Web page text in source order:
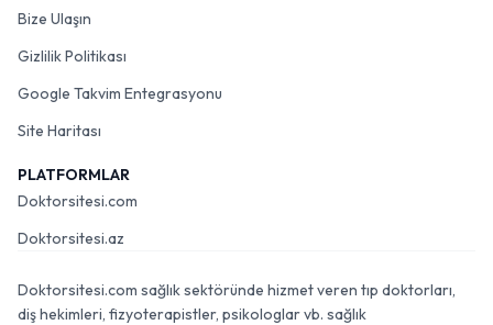
Bize Ulaşın
Gizlilik Politikası
Google Takvim Entegrasyonu
Site Haritası
PLATFORMLAR
Doktorsitesi.com
Doktorsitesi.az
Doktorsitesi.com sağlık sektöründe hizmet veren tıp doktorları,
diş hekimleri, fizyoterapistler, psikologlar vb. sağlık